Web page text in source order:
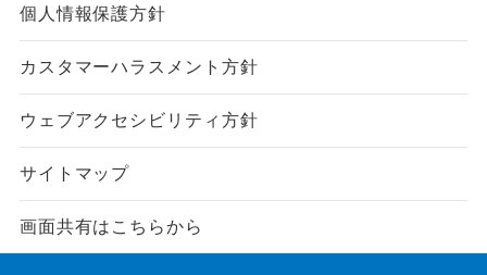
個人情報保護方針
カスタマーハラスメント方針
ウェブアクセシビリティ方針
サイトマップ
画面共有はこちらから